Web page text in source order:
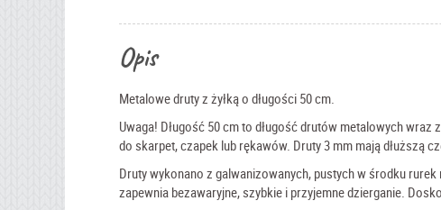
Opis
Metalowe druty z żyłką o długości 50 cm.
Uwaga! Długość 50 cm to długość drutów metalowych wraz
do skarpet, czapek lub rękawów. Druty 3 mm mają dłuższą
Druty wykonano z galwanizowanych, pustych w środku
zapewnia bezawaryjne, szybkie i przyjemne dzierganie.